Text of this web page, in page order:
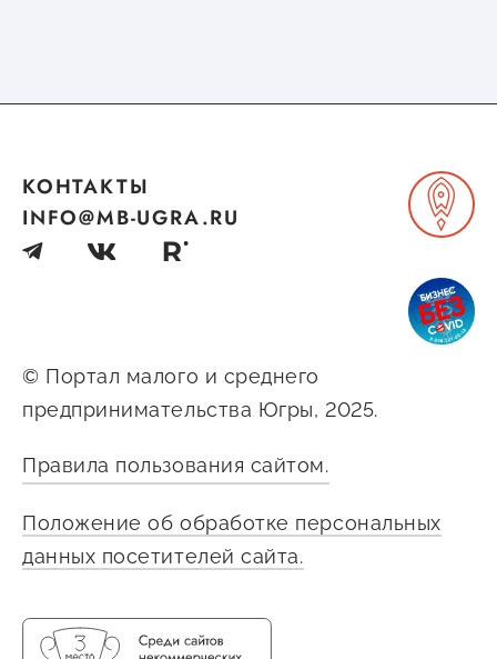
© Портал малого и среднего
предпринимательства Югры, 2025.
Правила пользования сайтом.
Положение об обработке персональных
данных посетителей сайта.
КОНТАКТЫ
INFO@MB-UGRA.RU